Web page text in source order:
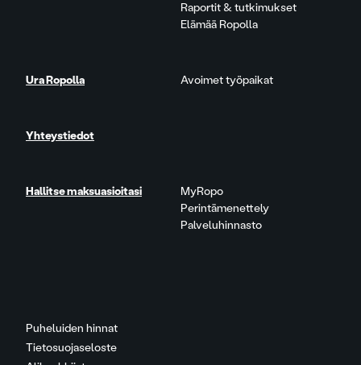
Puheluiden hinnat
Tietosuojaseloste
Raportit & tutkimukset
Elämää Ropolla
Ura Ropolla Avoimet työpaikat
Yhteystiedot
Hallitse maksuasioitasi
MyRopo
Perintämenettely
Palveluhinnasto